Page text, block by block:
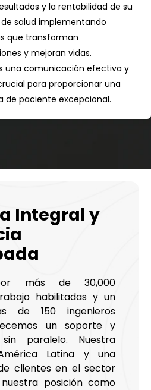
y la rentabilidad de su
salud implementando
que transforman
y mejoran vidas.
una comunicación efectiva y
para proporcionar una
de paciente excepcional.
Integral y
más de 30,000
habilitadas y un
de 150 ingenieros
un soporte y
paralelo. Nuestra
Latina y una
clientes en el sector
posición como